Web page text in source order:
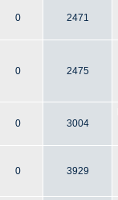
0 2471
0 2475
0 3004
0 3929